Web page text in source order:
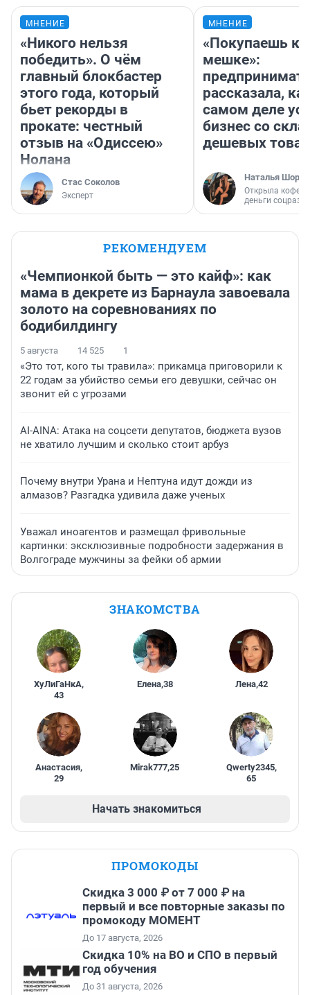
МНЕНИЕ
«Никого нельзя
победить». О чём
главный блокбастер
этого года, который
бьет рекорды в
прокате: честный
отзыв на «Одиссею»
Нолана
Стас Соколов
Эксперт
МНЕНИЕ
«Покупаешь
мешке»:
рассказала,
самом деле
бизнес со
дешевых
Наталья
Открыла
деньги
РЕКОМЕНДУЕМ
«Чемпионкой быть — это кайф»: как
мама в декрете из Барнаула завоевала
золото на соревнованиях по
бодибилдингу
5 августа 14 525 1
«Это тот, кого ты травила»: прикамца приговорили к
22 годам за убийство семьи его девушки, сейчас он
звонит ей с угрозами
AI-AINA: Атака на соцсети депутатов, бюджета вузов
не хватило лучшим и сколько стоит арбуз
Почему внутри Урана и Нептуна идут дожди из
алмазов? Разгадка удивила даже ученых
Уважал иноагентов и размещал фривольные
картинки: эксклюзивные подробности задержания в
Волгограде мужчины за фейки об армии
ЗНАКОМСТВА
ХуЛиГаНкА,
43
Елена,38 Лена,42
Анастасия,
29
Mirak777,25 Qwerty2345,
65
Начать знакомиться
ПРОМОКОДЫ
Скидка 3 000 ₽ от 7 000 ₽ на
первый и все повторные заказы по
промокоду МОМЕНТ
До 17 августа, 2026
Скидка 10% на ВО и СПО в первый
год обучения
До 31 августа, 2026